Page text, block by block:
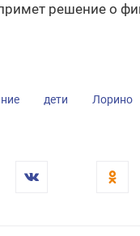
решение о
дети Лорино